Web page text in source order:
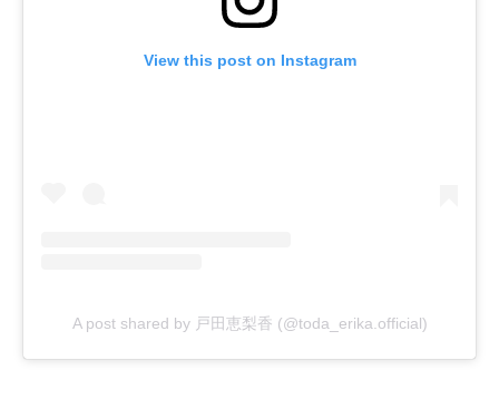
View this post on Instagram
A post shared by 戸田恵梨香 (@toda_erika.official)